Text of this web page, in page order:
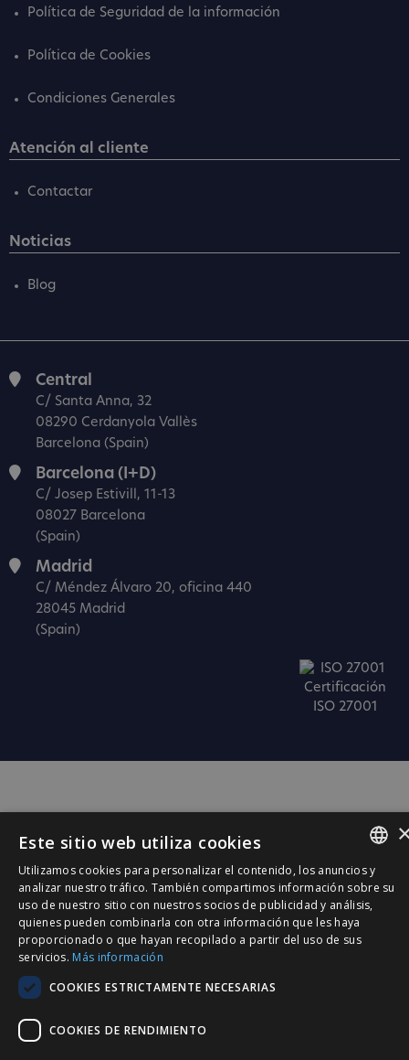
Política de Seguridad de la información
Política de Cookies
Condiciones Generales
Atención al cliente
Contactar
Noticias
Blog
Central
C/ Santa Anna, 32
08290 Cerdanyola Vallès
Barcelona (Spain)
Barcelona (I+D)
C/ Josep Estivill, 11-13
08027 Barcelona
(Spain)
Madrid
C/ Méndez Álvaro 20, oficina 440
28045 Madrid
(Spain)
Certificación
ISO 27001
SPANISH
CATALÀ
ENGLISH
Este sitio web utiliza cookies
Utilizamos cookies para personalizar el contenido, los anuncios y
analizar nuestro tráfico. También compartimos información sobre su
uso de nuestro sitio con nuestros socios de publicidad y análisis,
quienes pueden combinarla con otra información que les haya
proporcionado o que hayan recopilado a partir del uso de sus
servicios. Más información
COOKIES ESTRICTAMENTE NECESARIAS
COOKIES DE RENDIMIENTO